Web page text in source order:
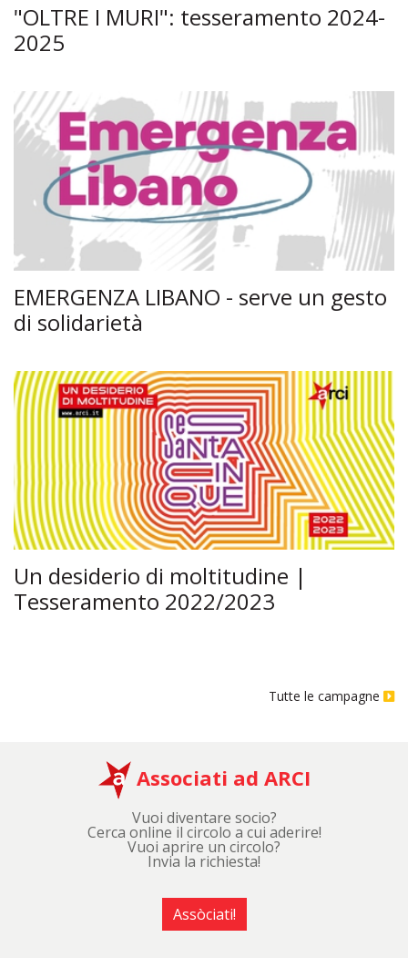
"OLTRE I MURI": tesseramento 2024-
2025
EMERGENZA LIBANO - serve un gesto
di solidarietà
Un desiderio di moltitudine |
Tesseramento 2022/2023
Tutte le campagne
Associati ad ARCI
Vuoi diventare socio?
Cerca online il circolo a cui aderire!
Vuoi aprire un circolo?
Invia la richiesta!
Assòciati!